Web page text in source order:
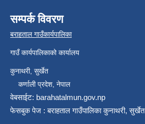
सम्पर्क विवरण
बराहताल गाउँकार्यपालिका
गाउँ कार्यपालिकाको कार्यालय
कुनाथरी, सुर्खेत
कर्णाली प्रदेश, नेपाल
वेबसाईट: barahatalmun.gov.np
फेसबुक पेज : बराहताल गाउँपालिका कुनाथरी, सुर्खेत